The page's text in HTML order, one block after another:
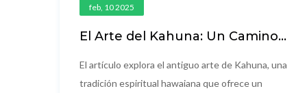
feb, 10 2025
El Arte del Kahuna: Un Camino
El artículo explora el antiguo arte de Kahuna, una
tradición espiritual hawaiana que ofrece un